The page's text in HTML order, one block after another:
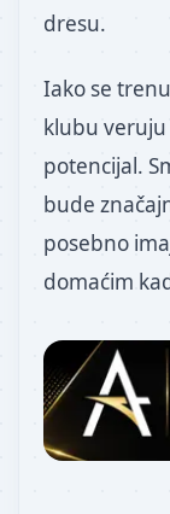
dresu.
Iako se
klubu
potencijal.
bude
posebno
domaćim